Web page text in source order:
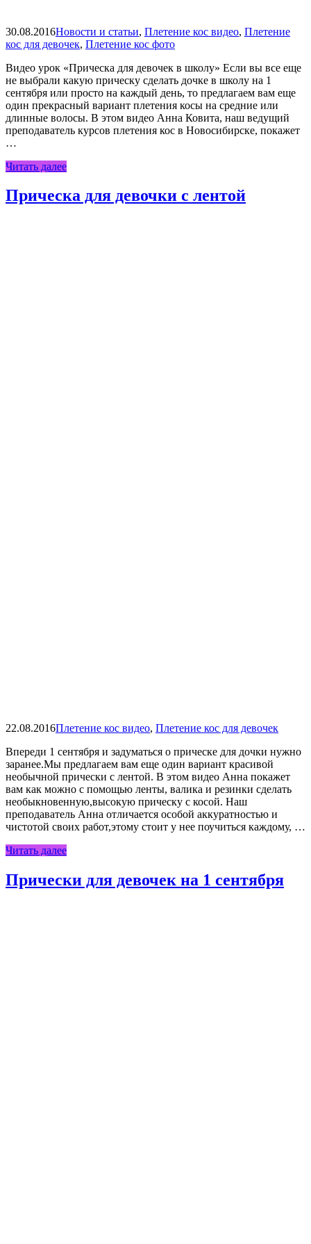
30.08.2016Новости и статьи, Плетение кос видео, Плетение
кос для девочек, Плетение кос фото
Видео урок «Прическа для девочек в школу» Если вы все еще
не выбрали какую прическу сделать дочке в школу на 1
сентября или просто на каждый день, то предлагаем вам еще
один прекрасный вариант плетения косы на средние или
длинные волосы. В этом видео Анна Ковита, наш ведущий
преподаватель курсов плетения кос в Новосибирске, покажет
…
Читать далее
Прическа для девочки с лентой
22.08.2016Плетение кос видео, Плетение кос для девочек
Впереди 1 сентября и задуматься о прическе для дочки нужно
заранее.Мы предлагаем вам еще один вариант красивой
необычной прически с лентой. В этом видео Анна покажет
вам как можно с помощью ленты, валика и резинки сделать
необыкновенную,высокую прическу с косой. Наш
преподаватель Анна отличается особой аккуратностью и
чистотой своих работ,этому стоит у нее поучиться каждому, …
Читать далее
Прически для девочек на 1 сентября